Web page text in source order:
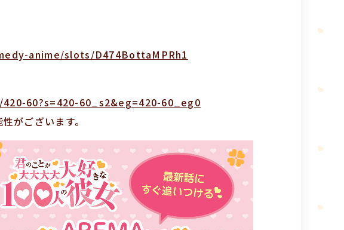
anime/slots/D474BottaMPRh1
60?s=420-60_s2&eg=420-60_eg0
がございます。